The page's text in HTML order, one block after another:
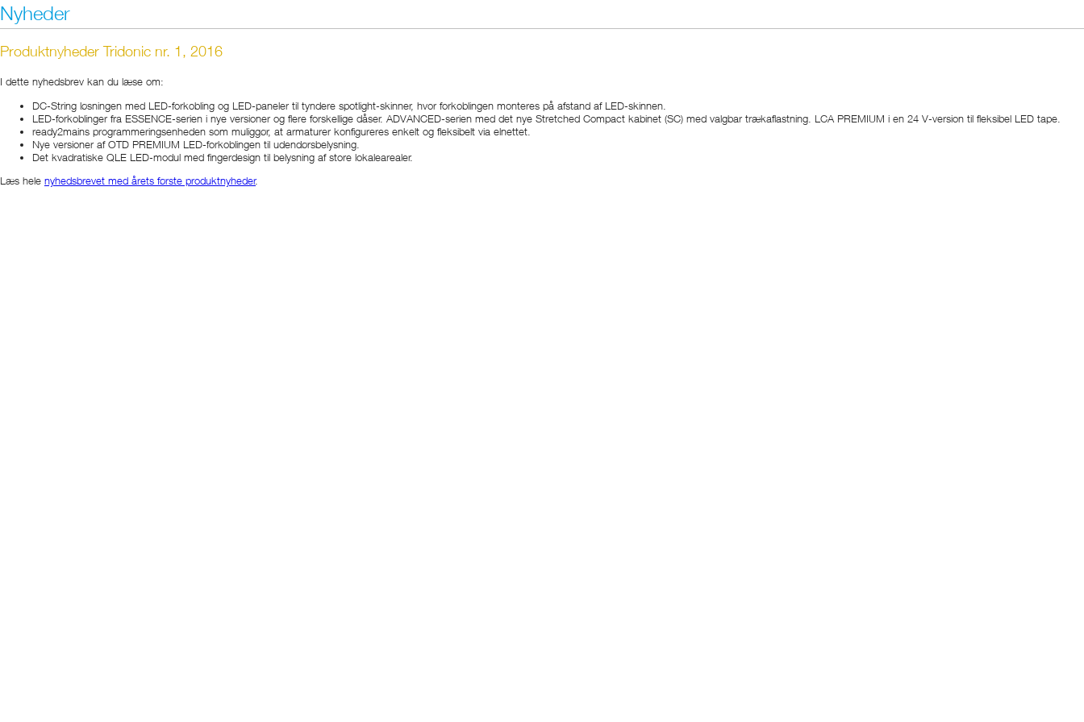
Nyheder
Produktnyheder Tridonic nr. 1, 2016
I dette nyhedsbrev kan du læse om:
DC-String løsningen med LED-forkobling og LED-paneler til tyndere spotlight-skinner, hvor forkoblingen monteres på afstand af LED-skinnen.
LED-forkoblinger fra ESSENCE-serien i nye versioner og flere forskellige dåser. ADVANCED-serien med det nye Stretched Compact kabinet (SC) med valgbar trækaflastning. LCA PREMIUM i en 24 V-version til fleksibel LED tape.
ready2mains programmeringsenheden som muliggør, at armaturer konfigureres enkelt og fleksibelt via elnettet.
Nye versioner af OTD PREMIUM LED-forkoblingen til udendørsbelysning.
Det kvadratiske QLE LED-modul med fingerdesign til belysning af store lokalearealer.
Læs hele nyhedsbrevet med årets første produktnyheder.